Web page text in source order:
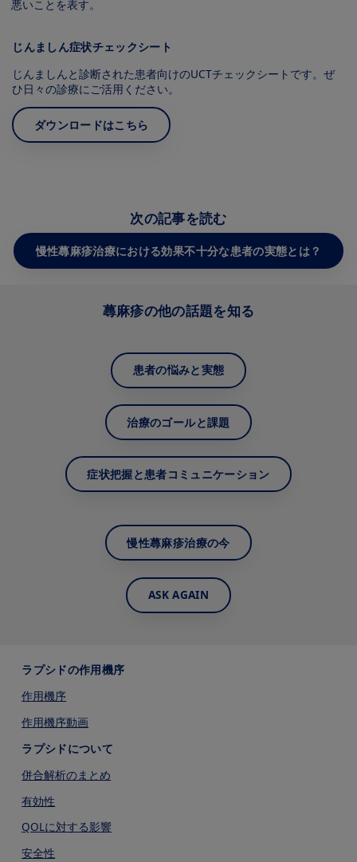
悪いことを表す。
じんましん症状チェックシート
じんましんと診断された患者向けのUCTチェックシートです。ぜ
ひ⽇々の診療にご活⽤ください。
ダウンロードはこちら
次の記事を読む
慢性蕁⿇疹治療における効果不⼗分な患者の実態とは？
蕁⿇疹の他の話題を知る
患者の悩みと実態
治療のゴールと課題
症状把握と患者コミュニケーション
慢性蕁⿇疹治療の今
ASK AGAIN
ラプシドの作用機序
作用機序
作用機序動画
ラプシドについて
併合解析のまとめ
有効性
QOLに対する影響
安全性